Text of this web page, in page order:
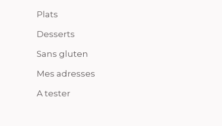
Plats
Desserts
Sans gluten
Mes adresses
A tester